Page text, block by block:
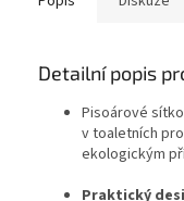
Detailní popis
Pisoárové
v toaletních
ekologickým
Praktický